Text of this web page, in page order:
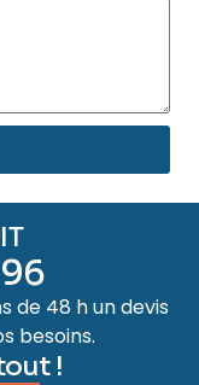
de 48 h un devis
besoins.
!